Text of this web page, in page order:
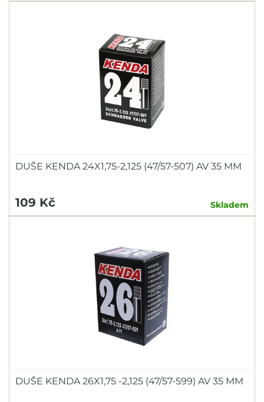
DUŠE KENDA 24X1,75-2,125 (47/57-507) AV 35 MM
109 Kč Skladem
DUŠE KENDA 26X1,75 -2,125 (47/57-599) AV 35 MM